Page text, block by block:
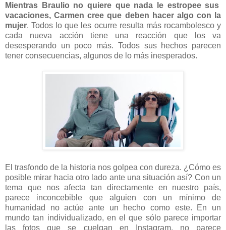
Mientras Braulio no quiere que nada le estropee sus
vacaciones, Carmen cree que deben hacer algo con la
mujer. Todos lo que les ocurre resulta más rocambolesco y
cada nueva acción tiene una reacción que los va
desesperando un poco más. Todos sus hechos parecen
tener consecuencias, algunos de lo más inesperados.
El trasfondo de la historia nos golpea con dureza. ¿Cómo es
posible mirar hacia otro lado ante una situación así? Con un
tema que nos afecta tan directamente en nuestro país,
parece inconcebible que alguien con un mínimo de
humanidad no actúe ante un hecho como este. En un
mundo tan individualizado, en el que sólo parece importar
las fotos que se cuelgan en Instagram, no parece